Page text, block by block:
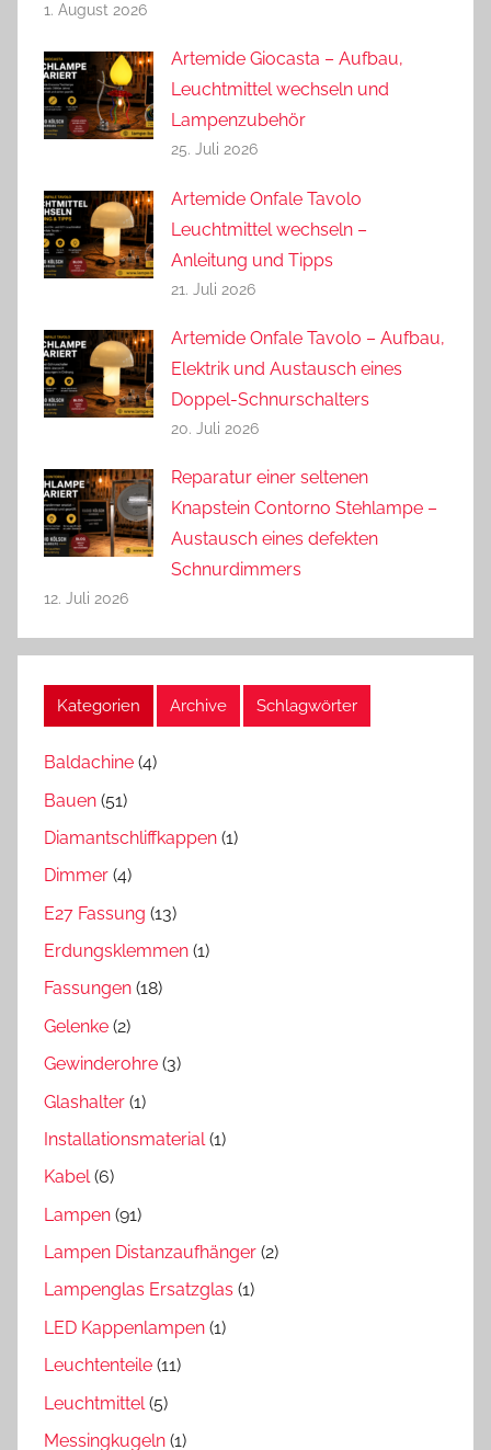
1. August 2026
Artemide Giocasta – Aufbau,
Leuchtmittel wechseln und
Lampenzubehör
25. Juli 2026
Artemide Onfale Tavolo
Leuchtmittel wechseln –
Anleitung und Tipps
21. Juli 2026
Artemide Onfale Tavolo – Aufbau,
Elektrik und Austausch eines
Doppel-Schnurschalters
20. Juli 2026
Reparatur einer seltenen
Knapstein Contorno Stehlampe –
Austausch eines defekten
Schnurdimmers
12. Juli 2026
Kategorien Archive Schlagwörter
Baldachine (4)
Bauen (51)
Diamantschliffkappen (1)
Dimmer (4)
E27 Fassung (13)
Erdungsklemmen (1)
Fassungen (18)
Gelenke (2)
Gewinderohre (3)
Glashalter (1)
Installationsmaterial(1)
Kabel(6)
Lampen (91)
Lampen Distanzaufhänger (2)
Lampenglas Ersatzglas (1)
LED Kappenlampen (1)
Leuchtenteile (11)
Leuchtmittel (5)
Messingkugeln (1)